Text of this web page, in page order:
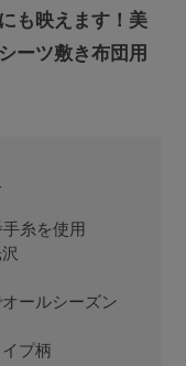
も映えます！美
ーツ敷き布団用
糸を使用
ールシーズン
プ柄